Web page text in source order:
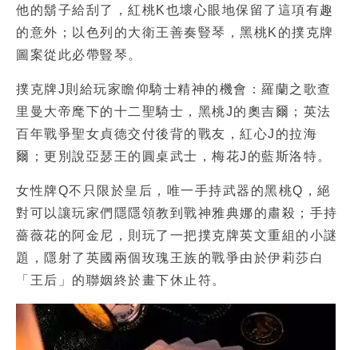
他的鬍子給刮了，紅桃K也壞心眼地保留了這項有趣
的意外；以色列的大衛王善奏豎琴，黑桃K的撲克牌
圖案從此必帶豎琴。
撲克牌J則給玩家瞻仰騎士精神的機會：羅蘭之歌查
里曼大帝麾下的十二聖騎士，黑桃J的奧吉爾；英法
百年戰爭聖女貞德交付後背的戰友，紅心J的拉海
爾；更別說亞瑟王的圓桌武士，梅花J的藍斯洛特。
女性牌Q不只限於皇后，唯一手持武器的黑桃Q，絕
對可以讓玩家們隱隱領教到戰神雅典娜的肅殺；手持
薔薇花的阿金尼，則玩了一把撲克牌英文重組的小謎
題，隱射了英國兩個玫瑰王族的戰爭由於伊莉莎白
「王后」的聯姻終於畫下休止符。